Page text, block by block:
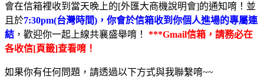
會在信箱裡收到當天晚上的[外匯大商機說明會]的通知唷！並
且於7:30pm(台灣時間)，你會於信箱收到你個人進場的專屬連
結 ，歡迎你一起上線共襄盛舉唷！ ***Gmail信箱，請務必在
各收信[頁籤]查看唷！
如果你有任何問題，請透過以下方式與我聯繫唷~~